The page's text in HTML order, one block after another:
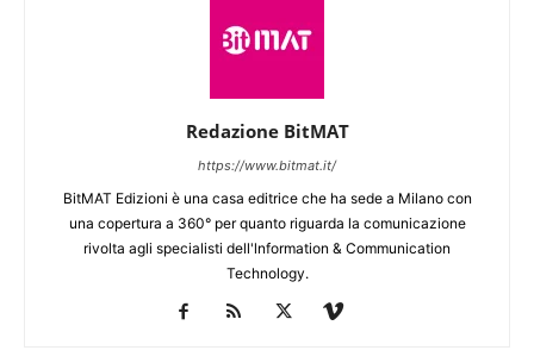
Redazione BitMAT
https://www.bitmat.it/
BitMAT Edizioni è una casa editrice che ha sede a Milano con
una copertura a 360° per quanto riguarda la comunicazione
rivolta agli specialisti dell'lnformation & Communication
Technology.